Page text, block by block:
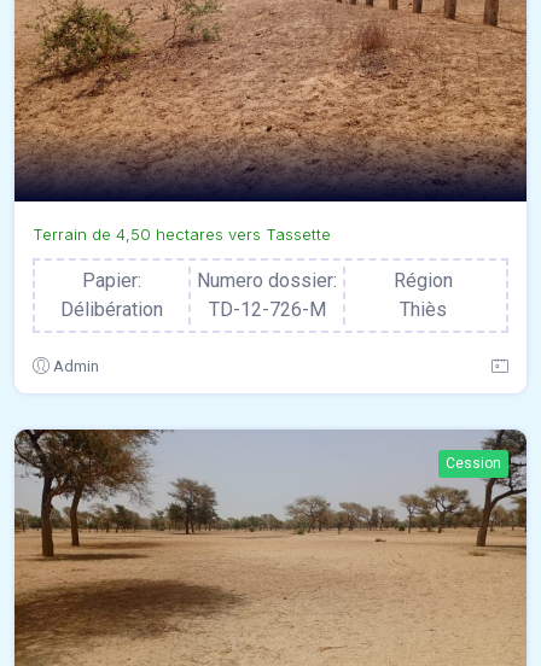
Terrain de 4,50 hectares vers Tassette
Papier:
Délibération
Numero dossier:
TD-12-726-M
Région
Thiès
Admin
Cession